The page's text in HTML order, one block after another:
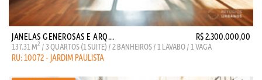
JANELAS GENEROSAS E ARQ... R$ 2.300.000,00
137.31 M2 / 3 QUARTOS (1 SUITE) / 2 BANHEIROS / 1 LAVABO / 1 VAGA
RU: 10072 - JARDIM PAULISTA